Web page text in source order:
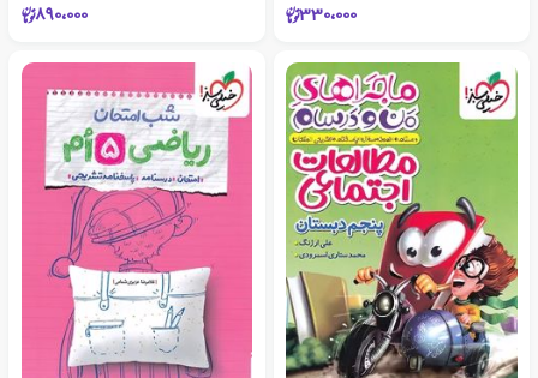
330،000 890،000